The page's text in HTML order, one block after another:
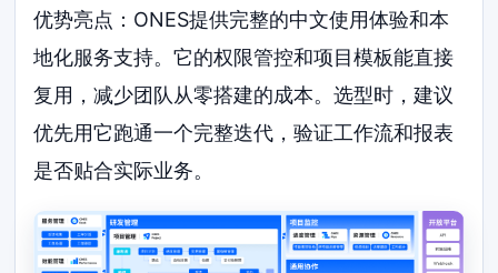
优势亮点：ONES提供完整的中文使用体验和本
地化服务支持。它的权限管控和项目模板能直接
复用，减少团队从零搭建的成本。选型时，建议
优先用它跑通一个完整迭代，验证工作流和报表
是否贴合实际业务。